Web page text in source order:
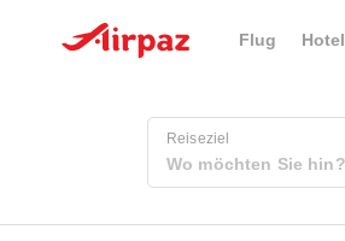
Flug Hotel
Reiseziel